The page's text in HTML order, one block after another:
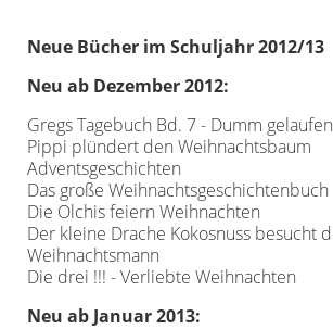
Neue Bücher im Schuljahr 2012/13
Neu ab Dezember 2012:
Gregs Tagebuch Bd. 7 - Dumm gelaufen
Pippi plündert den Weihnachtsbaum
Adventsgeschichten
Das große Weihnachtsgeschichtenbuch
Die Olchis feiern Weihnachten
Der kleine Drache Kokosnuss besucht
Weihnachtsmann
Die drei !!! - Verliebte Weihnachten
Neu ab Januar 2013: